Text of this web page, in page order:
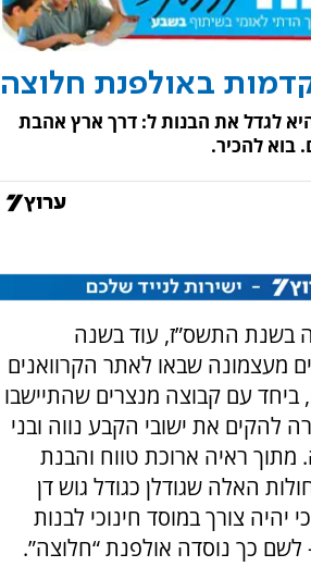
באולפנת חלוצה
לגדל את הבנות ל: דרך ארץ אהבת
בוא להכיר.
בשנת התשס”ז, עוד בשנה
מעצמונה שבאו לאתר הקרוואנים
ביחד עם קבוצה מנצרים שהתיישבו
להקים את ישובי הקבע נווה ובני
מתוך ראיה ארוכת טווח והבנת
האלה שגודלן כגודל גוש דן
יהיה צורך במוסד חינוכי לבנות
לשם כך נוסדה אולפנת “חלוצה”.